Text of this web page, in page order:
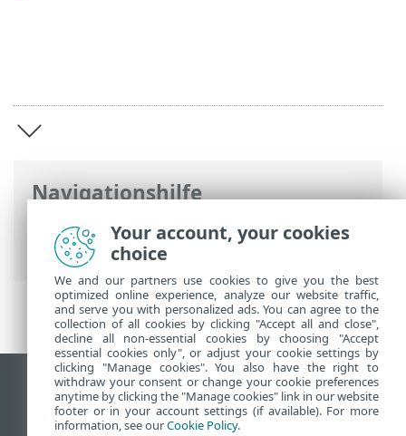
Navigationshilfe
ESET Online-Hilfe>ESET Small Business
Security >ESET Small Business Security
Desktop-Site anzeigen
End of Life
Your account, your cookies
choice
We and our partners use cookies to give you the best
optimized online experience, analyze our website traffic,
and serve you with personalized ads. You can agree to the
collection of all cookies by clicking "Accept all and close",
decline all non-essential cookies by choosing "Accept
essential cookies only", or adjust your cookie settings by
clicking "Manage cookies". You also have the right to
withdraw your consent or change your cookie preferences
anytime by clicking the "Manage cookies" link in our website
footer or in your account settings (if available). For more
information, see ourCookie Policy.